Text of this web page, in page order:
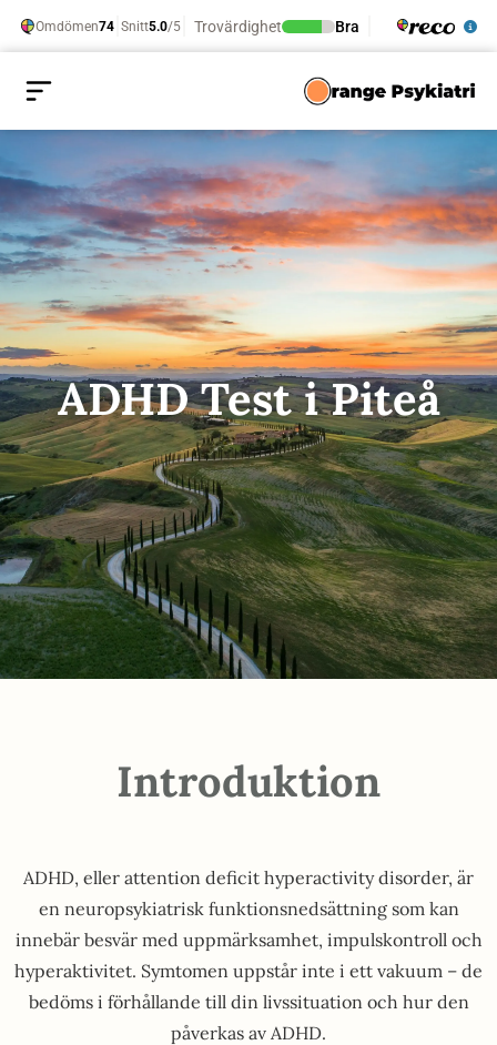
ADHD Test i Piteå
Introduktion
ADHD, eller attention deficit hyperactivity disorder, är
en neuropsykiatrisk funktionsnedsättning som kan
innebär besvär med uppmärksamhet, impulskontroll och
hyperaktivitet. Symtomen uppstår inte i ett vakuum – de
bedöms i förhållande till din livssituation och hur den
påverkas av ADHD.